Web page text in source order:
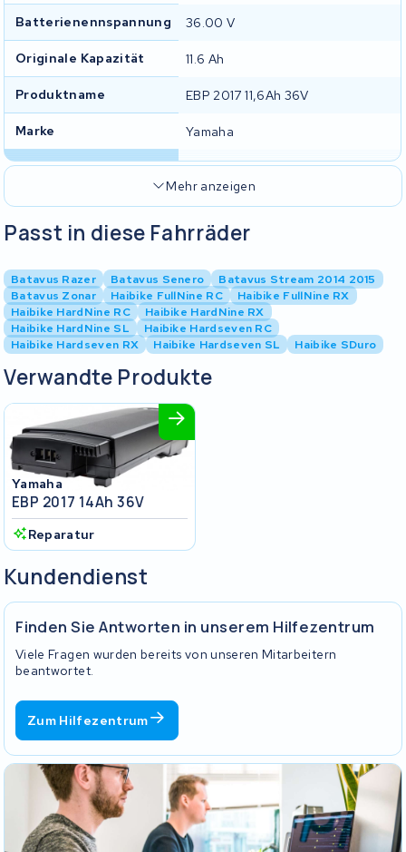
Batterienennspannung 36.00 V
Originale Kapazität 11.6 Ah
Produktname EBP 2017 11,6Ah 36V
Marke Yamaha
Mehr anzeigen
Passt in diese Fahrräder
Batavus Razer Batavus Senero
Batavus Stream 2014 2015
Batavus Zonar
Haibike FullNine RC
Haibike FullNine RX
Haibike HardNine RC
Haibike HardNine RX
Haibike HardNine SL
Haibike Hardseven RC
Haibike Hardseven RX
Haibike Hardseven SL Haibike SDuro
Verwandte Produkte
Yamaha
EBP 2017 14Ah 36V
Reparatur
Kundendienst
Finden Sie Antworten in unserem Hilfezentrum
Viele Fragen wurden bereits von unseren Mitarbeitern
beantwortet.
Zum Hilfezentrum